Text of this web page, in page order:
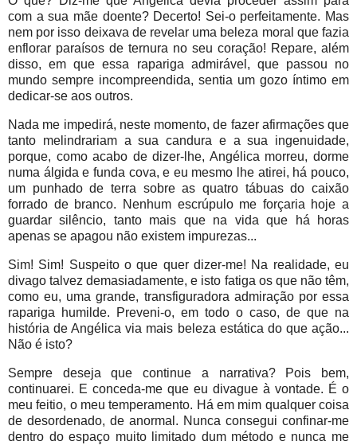
com a sua mãe doente? Decerto! Sei-o perfeitamente. Mas
nem por isso deixava de revelar uma beleza moral que fazia
enflorar paraísos de ternura no seu coração! Repare, além
disso, em que essa rapariga admirável, que passou no
mundo sempre incompreendida, sentia um gozo íntimo em
dedicar-se aos outros.
Nada me impedirá, neste momento, de fazer afirmações que
tanto melindrariam a sua candura e a sua ingenuidade,
porque, como acabo de dizer-lhe, Angélica morreu, dorme
numa álgida e funda cova, e eu mesmo lhe atirei, há pouco,
um punhado de terra sobre as quatro tábuas do caixão
forrado de branco. Nenhum escrúpulo me forçaria hoje a
guardar silêncio, tanto mais que na vida que há horas
apenas se apagou não existem impurezas...
Sim! Sim! Suspeito o que quer dizer-me! Na realidade, eu
divago talvez demasiadamente, e isto fatiga os que não têm,
como eu, uma grande, transfiguradora admiração por essa
rapariga humilde. Preveni-o, em todo o caso, de que na
história de Angélica via mais beleza estática do que ação...
Não é isto?
Sempre deseja que continue a narrativa? Pois bem,
continuarei. E conceda-me que eu divague à vontade. É o
meu feitio, o meu temperamento. Há em mim qualquer coisa
de desordenado, de anormal. Nunca consegui confinar-me
dentro do espaço muito limitado dum método e nunca me